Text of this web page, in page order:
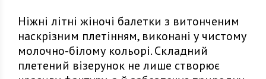
Ніжні літні жіночі балетки з витонченим
наскрізним плетінням, виконані у чистому
молочно-білому кольорі. Складний
плетений візерунок не лише створює